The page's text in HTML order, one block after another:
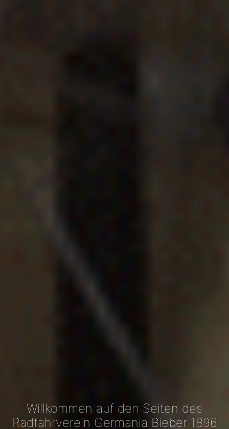
Willkommen auf den Seiten des
Radfahrverein Germania Bieber 1896